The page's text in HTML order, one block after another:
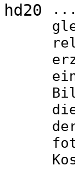
...
hd20